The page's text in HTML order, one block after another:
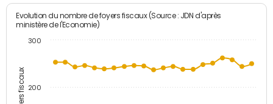
Evolution du nombre de foyers fiscaux (Source : JDN d'après
ministère de l'Economie)
200
300